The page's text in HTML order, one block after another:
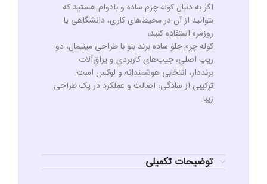
اگر به دنبال کوله چرم ساده و بادوام هستید که
بتوانید از آن در محیط‌های کاری، دانشگاهی یا
روزمره استفاده کنید،
کوله چرم جلو ساده برند بنو با طراحی مینیمال، دو
زیپ اصلی، جیب‌های کاربردی و یراق‌آلات
برنددار، انتخابی هوشمندانه و لوکس است.
ترکیبی از سادگی، اصالت و عملکرد در یک طراحی
زیبا.
توضیحات تکمیلی